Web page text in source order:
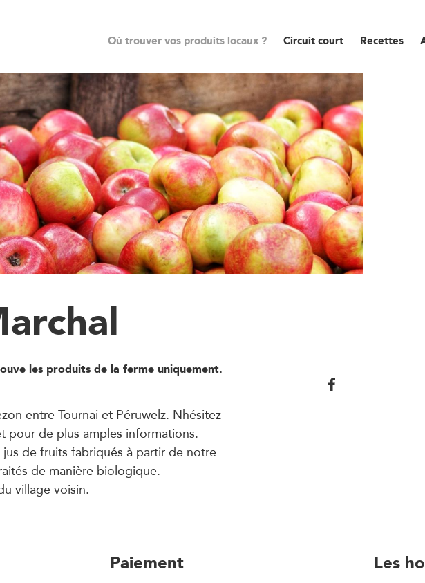
Où trouver vos produits locaux ? Circuit court Recettes
les produits de la ferme uniquement.
entre Tournai et Péruwelz. Nhésitez
pour de plus amples informations.
de fruits fabriqués à partir de notre
de manière biologique.
village voisin.
Paiement Les